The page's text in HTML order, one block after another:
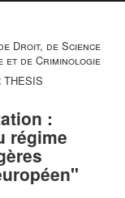
Droit, de Science
et de Criminologie
THESIS
:
régime